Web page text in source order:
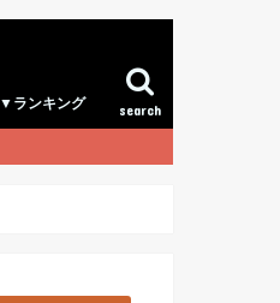
search
▼ランキング